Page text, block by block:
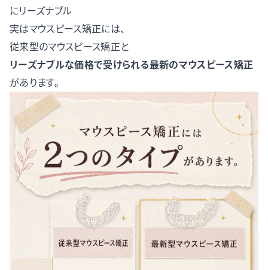
にリーズナブル
実はマウスピース矯正には、
従来型のマウスピース矯正と
リーズナブルな価格で受けられる最新のマウスピース矯正
があります。